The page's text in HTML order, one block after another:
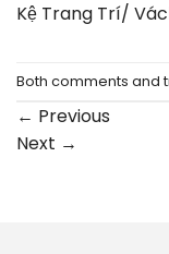
Kệ Trang Trí/
Both comments and
← Previous
Next →